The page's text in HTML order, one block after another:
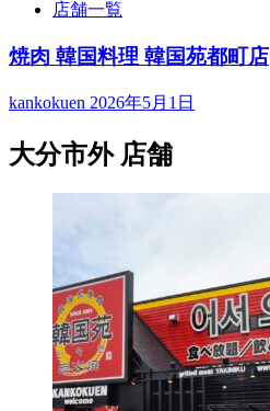
店舗一覧
焼肉 韓国料理 韓国苑都町店
kankokuen 2026年5月1日
大分市外 店舗